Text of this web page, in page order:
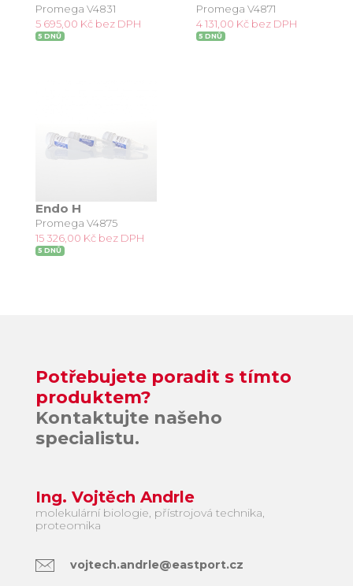
Promega V4831
5 695,00 Kč bez DPH
5 DNŮ
Promega V4871
4 131,00 Kč bez DPH
5 DNŮ
Endo H
Promega V4875
15 326,00 Kč bez DPH
5 DNŮ
Potřebujete poradit s tímto
produktem?
Kontaktujte našeho
specialistu.
Ing. Vojtěch Andrle
molekulární biologie, přístrojová technika,
proteomika
vojtech.andrle@eastport.cz